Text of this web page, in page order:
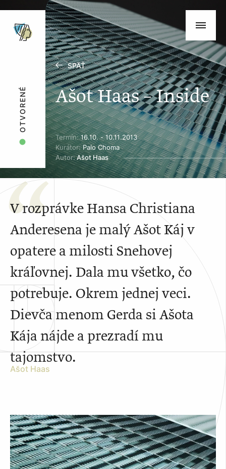
SPÄŤ
Ašot Haas – Inside
Termín:16.10. - 10.11.2013
Kurátor:Palo Choma
Autor:Ašot Haas
OTVORENÉ
V rozprávke Hansa Christiana
Anderesena je malý Ašot Káj v
opatere a milosti Snehovej
kráľovnej. Dala mu všetko, čo
potrebuje. Okrem jednej veci.
Dievča menom Gerda si Ašota
Kája nájde a prezradí mu
tajomstvo.
Ašot Haas